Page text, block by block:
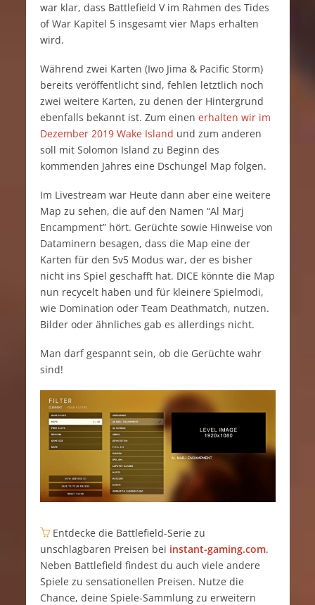
war klar, dass Battlefield V im Rahmen des Tides
of War Kapitel 5 insgesamt vier Maps erhalten
wird.
Während zwei Karten (Iwo Jima & Pacific Storm)
bereits veröffentlicht sind, fehlen letztlich noch
zwei weitere Karten, zu denen der Hintergrund
ebenfalls bekannt ist. Zum einen erhalten wir im
Dezember 2019 Wake Island und zum anderen
soll mit Solomon Island zu Beginn des
kommenden Jahres eine Dschungel Map folgen.
Im Livestream war Heute dann aber eine weitere
Map zu sehen, die auf den Namen “Al Marj
Encampment” hört. Gerüchte sowie Hinweise von
Dataminern besagen, dass die Map eine der
Karten für den 5v5 Modus war, der es bisher
nicht ins Spiel geschafft hat. DICE könnte die Map
nun recycelt haben und für kleinere Spielmodi,
wie Domination oder Team Deathmatch, nutzen.
Bilder oder ähnliches gab es allerdings nicht.
Man darf gespannt sein, ob die Gerüchte wahr
sind!
Entdecke die Battlefield-Serie zu
unschlagbaren Preisen bei instant-gaming.com.
Neben Battlefield findest du auch viele andere
Spiele zu sensationellen Preisen. Nutze die
Chance, deine Spiele-Sammlung zu erweitern